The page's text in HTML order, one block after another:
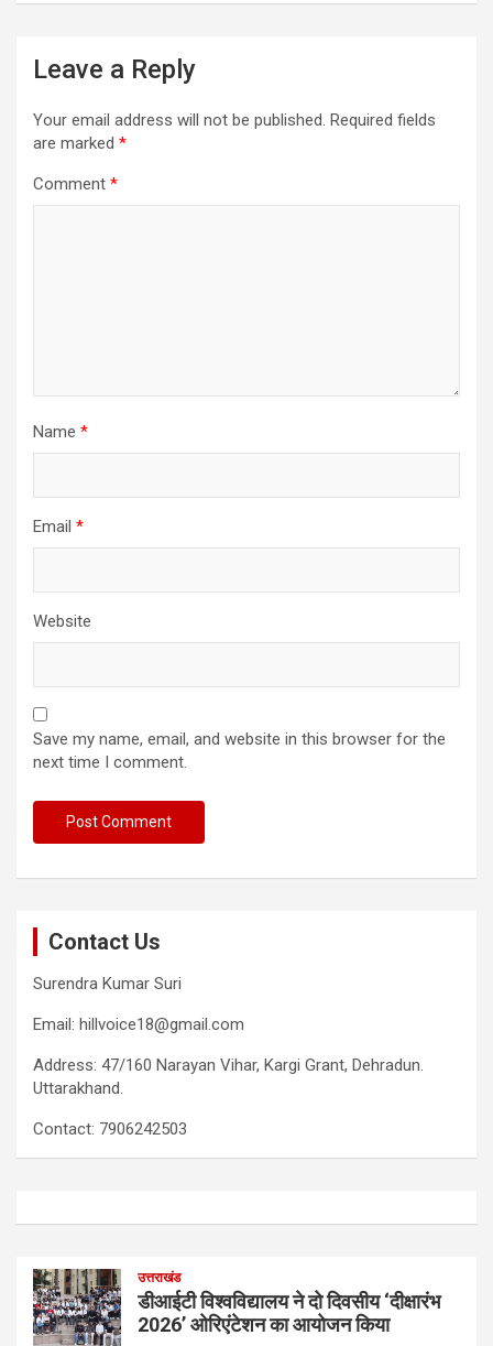
Leave a Reply
Your email address will not be published. Required fields
are marked *
Comment *
Name *
Email *
Website
Save my name, email, and website in this browser for the
next time I comment.
Contact Us
Surendra Kumar Suri
Email: hillvoice18@gmail.com
Address: 47/160 Narayan Vihar, Kargi Grant, Dehradun.
Uttarakhand.
Contact: 7906242503
उत्तराखंड
डीआईटी विश्वविद्यालय ने दो दिवसीय ‘दीक्षारंभ
2026’ ओरिएंटेशन का आयोजन किया